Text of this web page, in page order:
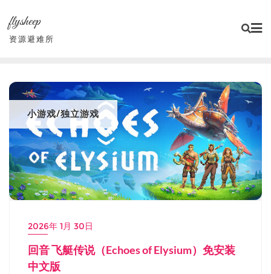
content
flysheep
资源避难所
小游戏/独立游戏
2026年 1月 30日
回音 飞艇传说（Echoes of Elysium）免安装
中文版